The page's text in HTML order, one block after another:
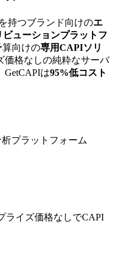
持つブランド向けのエ
ューションプラットフ
算向けの専用CAPIソリ
価格なしの純粋なサーバ
GetCAPIは95%低コスト
プラットフォーム
ライズ価格なしでCAPI